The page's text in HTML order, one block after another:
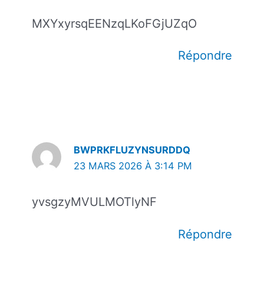
MXYxyrsqEENzqLKoFGjUZqO
Répondre
BWPRKFLUZYNSURDDQ
23 MARS 2026 À 3:14 PM
yvsgzyMVULMOTlyNF
Répondre